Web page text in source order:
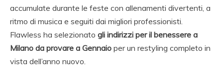
accumulate durante le feste con allenamenti divertenti, a
ritmo di musica e seguiti dai migliori professionisti.
Flawless ha selezionato gli indirizzi per il benessere a
Milano da provare a Gennaio per un restyling completo in
vista dell’anno nuovo.